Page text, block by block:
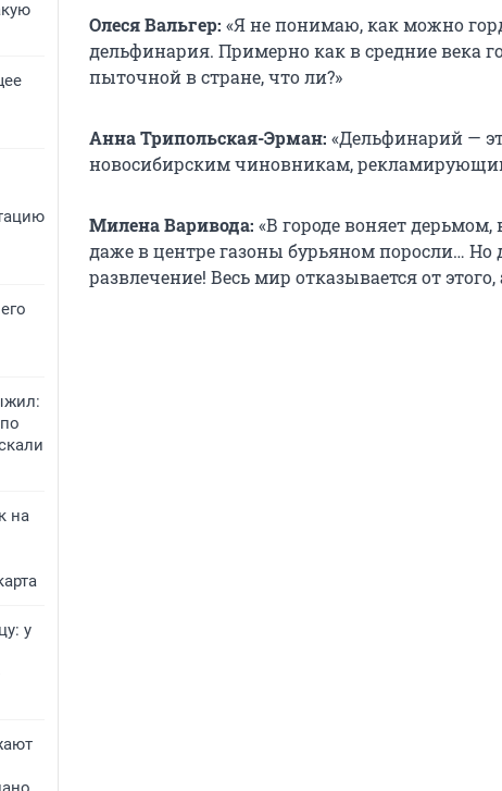
на
у
Олеся Вальгер: «Я не понимаю, как можно
дельфинария. Примерно как в средние века
пыточной в стране, что ли?»
Анна Трипольская-Эрман: «Дельфинарий —
новосибирским чиновникам,
Милена Варивода: «В городе воняет
даже в центре газоны бурьяном поросли… Но
развлечение! Весь мир отказывается от